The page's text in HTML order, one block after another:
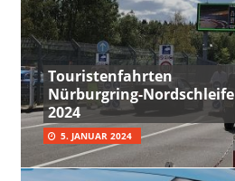
Touristenfahrten
Nürburgring-Nordschleife
2024
5. JANUAR 2024